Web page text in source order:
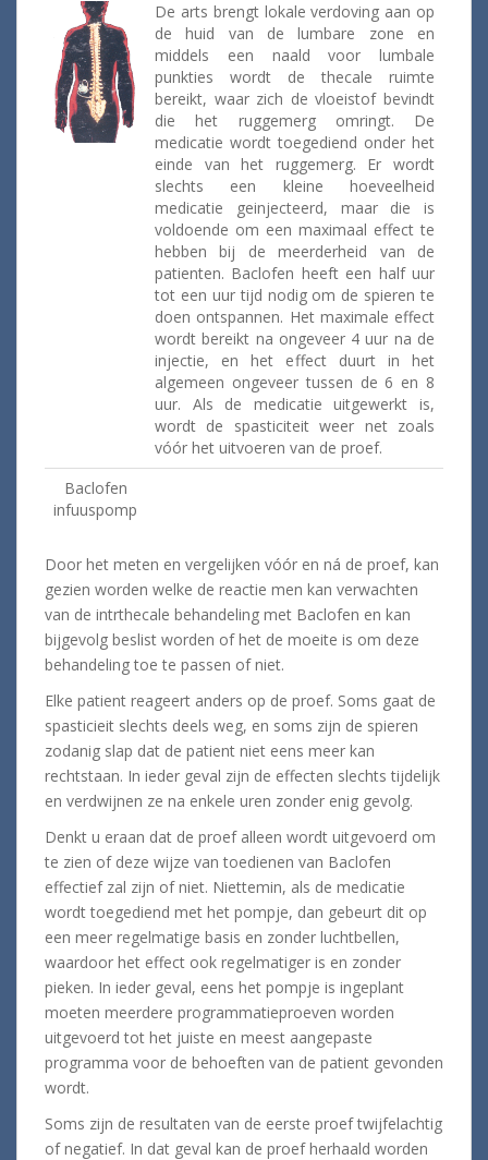
De arts brengt lokale verdoving aan op
de huid van de lumbare zone en
middels een naald voor lumbale
punkties wordt de thecale ruimte
bereikt, waar zich de vloeistof bevindt
die het ruggemerg omringt. De
medicatie wordt toegediend onder het
einde van het ruggemerg. Er wordt
slechts een kleine hoeveelheid
medicatie geinjecteerd, maar die is
voldoende om een maximaal effect te
hebben bij de meerderheid van de
patienten. Baclofen heeft een half uur
tot een uur tijd nodig om de spieren te
doen ontspannen. Het maximale effect
wordt bereikt na ongeveer 4 uur na de
injectie, en het effect duurt in het
algemeen ongeveer tussen de 6 en 8
uur. Als de medicatie uitgewerkt is,
wordt de spasticiteit weer net zoals
vóór het uitvoeren van de proef.
Baclofen
infuuspomp
Door het meten en vergelijken vóór en ná de proef, kan
gezien worden welke de reactie men kan verwachten
van de intrthecale behandeling met Baclofen en kan
bijgevolg beslist worden of het de moeite is om deze
behandeling toe te passen of niet.
Elke patient reageert anders op de proef. Soms gaat de
spasticieit slechts deels weg, en soms zijn de spieren
zodanig slap dat de patient niet eens meer kan
rechtstaan. In ieder geval zijn de effecten slechts tijdelijk
en verdwijnen ze na enkele uren zonder enig gevolg.
Denkt u eraan dat de proef alleen wordt uitgevoerd om
te zien of deze wijze van toedienen van Baclofen
effectief zal zijn of niet. Niettemin, als de medicatie
wordt toegediend met het pompje, dan gebeurt dit op
een meer regelmatige basis en zonder luchtbellen,
waardoor het effect ook regelmatiger is en zonder
pieken. In ieder geval, eens het pompje is ingeplant
moeten meerdere programmatieproeven worden
uitgevoerd tot het juiste en meest aangepaste
programma voor de behoeften van de patient gevonden
wordt.
Soms zijn de resultaten van de eerste proef twijfelachtig
of negatief. In dat geval kan de proef herhaald worden